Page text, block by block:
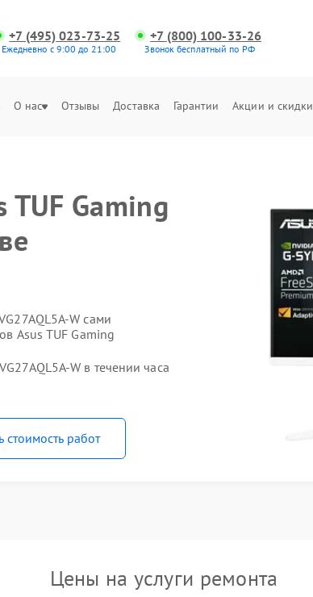
+7 (495) 023-73-25
Ежедневно с 9:00 до 21:00
+7 (800) 100-33-26
Звонок бесплатный по РФ
О нас Отзывы Доставка Гарантии Акции и скидки
TUF Gaming
W сами
Asus TUF Gaming
W в течении часа
стоимость работ
Цены на услуги ремонта